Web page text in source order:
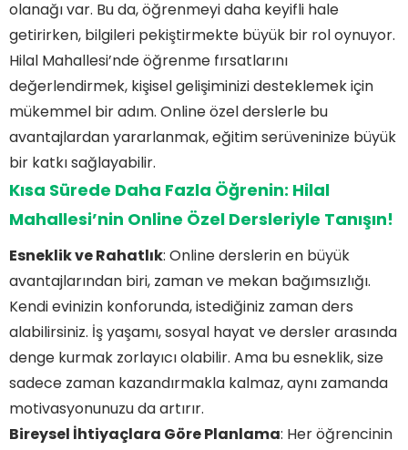
olanağı var. Bu da, öğrenmeyi daha keyifli hale
getirirken, bilgileri pekiştirmekte büyük bir rol oynuyor.
Hilal Mahallesi’nde öğrenme fırsatlarını
değerlendirmek, kişisel gelişiminizi desteklemek için
mükemmel bir adım. Online özel derslerle bu
avantajlardan yararlanmak, eğitim serüveninize büyük
bir katkı sağlayabilir.
Kısa Sürede Daha Fazla Öğrenin: Hilal
Mahallesi’nin Online Özel Dersleriyle Tanışın!
Esneklik ve Rahatlık: Online derslerin en büyük
avantajlarından biri, zaman ve mekan bağımsızlığı.
Kendi evinizin konforunda, istediğiniz zaman ders
alabilirsiniz. İş yaşamı, sosyal hayat ve dersler arasında
denge kurmak zorlayıcı olabilir. Ama bu esneklik, size
sadece zaman kazandırmakla kalmaz, aynı zamanda
motivasyonunuzu da artırır.
Bireysel İhtiyaçlara Göre Planlama: Her öğrencinin
Hızlı Okuma Programına Nasıl Katılabilirim?
Özel Dersle Başarıyı Yakalayın
Hilal Mahallesi'nde Eğitim Devrimi: Online Özel
Derslerle Başarıyı Yakalayın!
Evinizden Çıkmadan Eğitim: Hilal Mahallesi'nde
Online Özel Ders İmkanları
Hilal Mahallesi'nde Öğrenme Fırsatları: Online
Özel Derse Geçişin Avantajları
Mahallesi'nin Online Özel Dersleriyle Tanışın!
Mahallesi'nde Online Özel Dersin Yükselişi
Hilal Mahallesi'nde Eğitim Artık Dijital: Online Özel
Dersle Geleceği Yakalayın!
Başarıya Giden Yol: Hilal Mahallesi'nde Online
Özel Ders Tecrübeleri
Sıkça Sorulan Sorular
Hilal Mahallesi'nde Online Özel Ders Nasıl Alınır?
Hangi Konularda Online Özel Ders Alabilirim?
Online Özel Ders Saatleri ve Programı Nasıldır?